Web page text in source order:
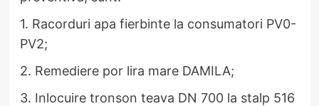
1. Racorduri apa fierbinte la consumatori PV0-
PV2;
2. Remediere por lira mare DAMILA;
3. Inlocuire tronson teava DN 700 la stalp 516